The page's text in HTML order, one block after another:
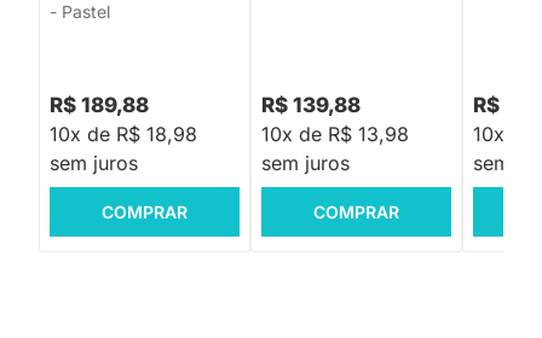
- Pastel
R$ 189,88
10x de R$ 18,98
sem juros
COMPRAR
R$ 139,88
10x de R$ 13,98
sem juros
COMPRAR
R$
10x de
sem